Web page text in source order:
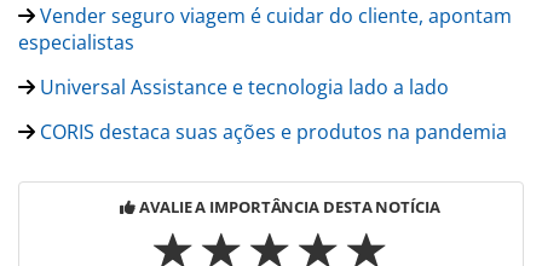
Vender seguro viagem é cuidar do cliente, apontam
especialistas
Universal Assistance e tecnologia lado a lado
CORIS destaca suas ações e produtos na pandemia
AVALIE A IMPORTÂNCIA DESTA NOTÍCIA